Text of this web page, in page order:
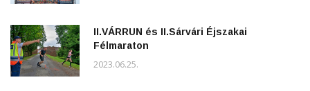
II.VÁRRUN és II.Sárvári Éjszakai
Félmaraton
2023.06.25.